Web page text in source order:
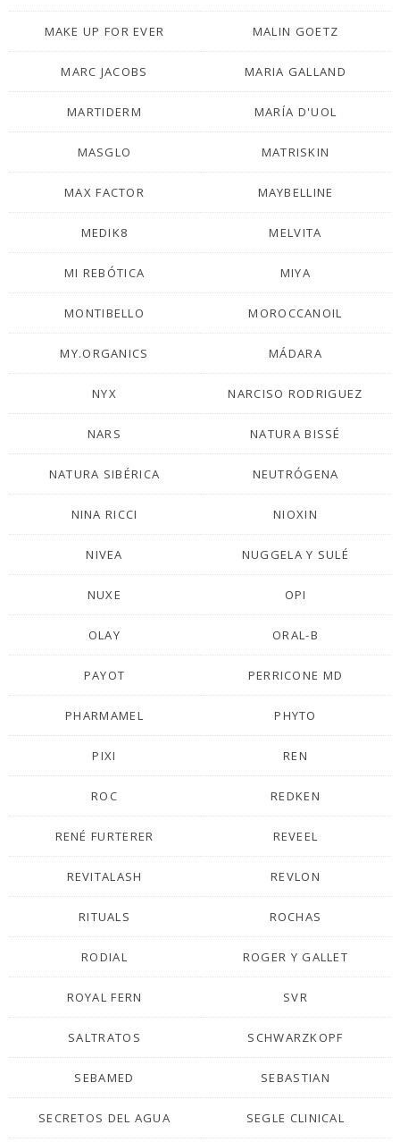
MAKE UP FOR EVER MALIN GOETZ
MARC JACOBS MARIA GALLAND
MARTIDERM MARÍA D'UOL
MASGLO MATRISKIN
MAX FACTOR MAYBELLINE
MEDIK8 MELVITA
MI REBÓTICA MIYA
MONTIBELLO MOROCCANOIL
MY.ORGANICS MÁDARA
NYX NARCISO RODRIGUEZ
NARS NATURA BISSÉ
NATURA SIBÉRICA NEUTRÓGENA
NINA RICCI NIOXIN
NIVEA NUGGELA Y SULÉ
NUXE OPI
OLAY ORAL-B
PAYOT PERRICONE MD
PHARMAMEL PHYTO
PIXI REN
ROC REDKEN
RENÉ FURTERER REVEEL
REVITALASH REVLON
RITUALS ROCHAS
RODIAL ROGER Y GALLET
ROYAL FERN SVR
SALTRATOS SCHWARZKOPF
SEBAMED SEBASTIAN
SECRETOS DEL AGUA SEGLE CLINICAL